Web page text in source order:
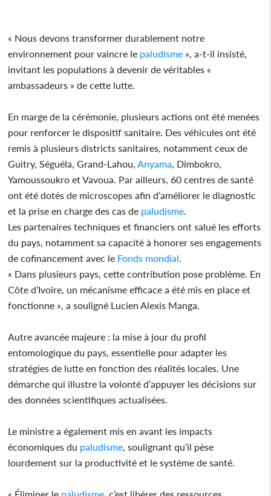
« Nous devons transformer durablement notre
environnement pour vaincre le paludisme », a-t-il insisté,
invitant les populations à devenir de véritables «
ambassadeurs » de cette lutte.
En marge de la cérémonie, plusieurs actions ont été menées
pour renforcer le dispositif sanitaire. Des véhicules ont été
remis à plusieurs districts sanitaires, notamment ceux de
Guitry, Séguéla, Grand-Lahou,Anyama, Dimbokro,
Yamoussoukro et Vavoua. Par ailleurs, 60 centres de santé
ont été dotés de microscopes afin d’améliorer le diagnostic
et la prise en charge des cas de paludisme.
Les partenaires techniques et financiers ont salué les efforts
du pays, notamment sa capacité à honorer ses engagements
de cofinancement avec le Fonds mondial.
« Dans plusieurs pays, cette contribution pose problème. En
Côte d’Ivoire, un mécanisme efficace a été mis en place et
fonctionne », a souligné Lucien Alexis Manga.
Autre avancée majeure : la mise à jour du profil
entomologique du pays, essentielle pour adapter les
stratégies de lutte en fonction des réalités locales. Une
démarche qui illustre la volonté d’appuyer les décisions sur
des données scientifiques actualisées.
Le ministre a également mis en avant les impacts
économiques du paludisme, soulignant qu’il pèse
lourdement sur la productivité et le système de santé.